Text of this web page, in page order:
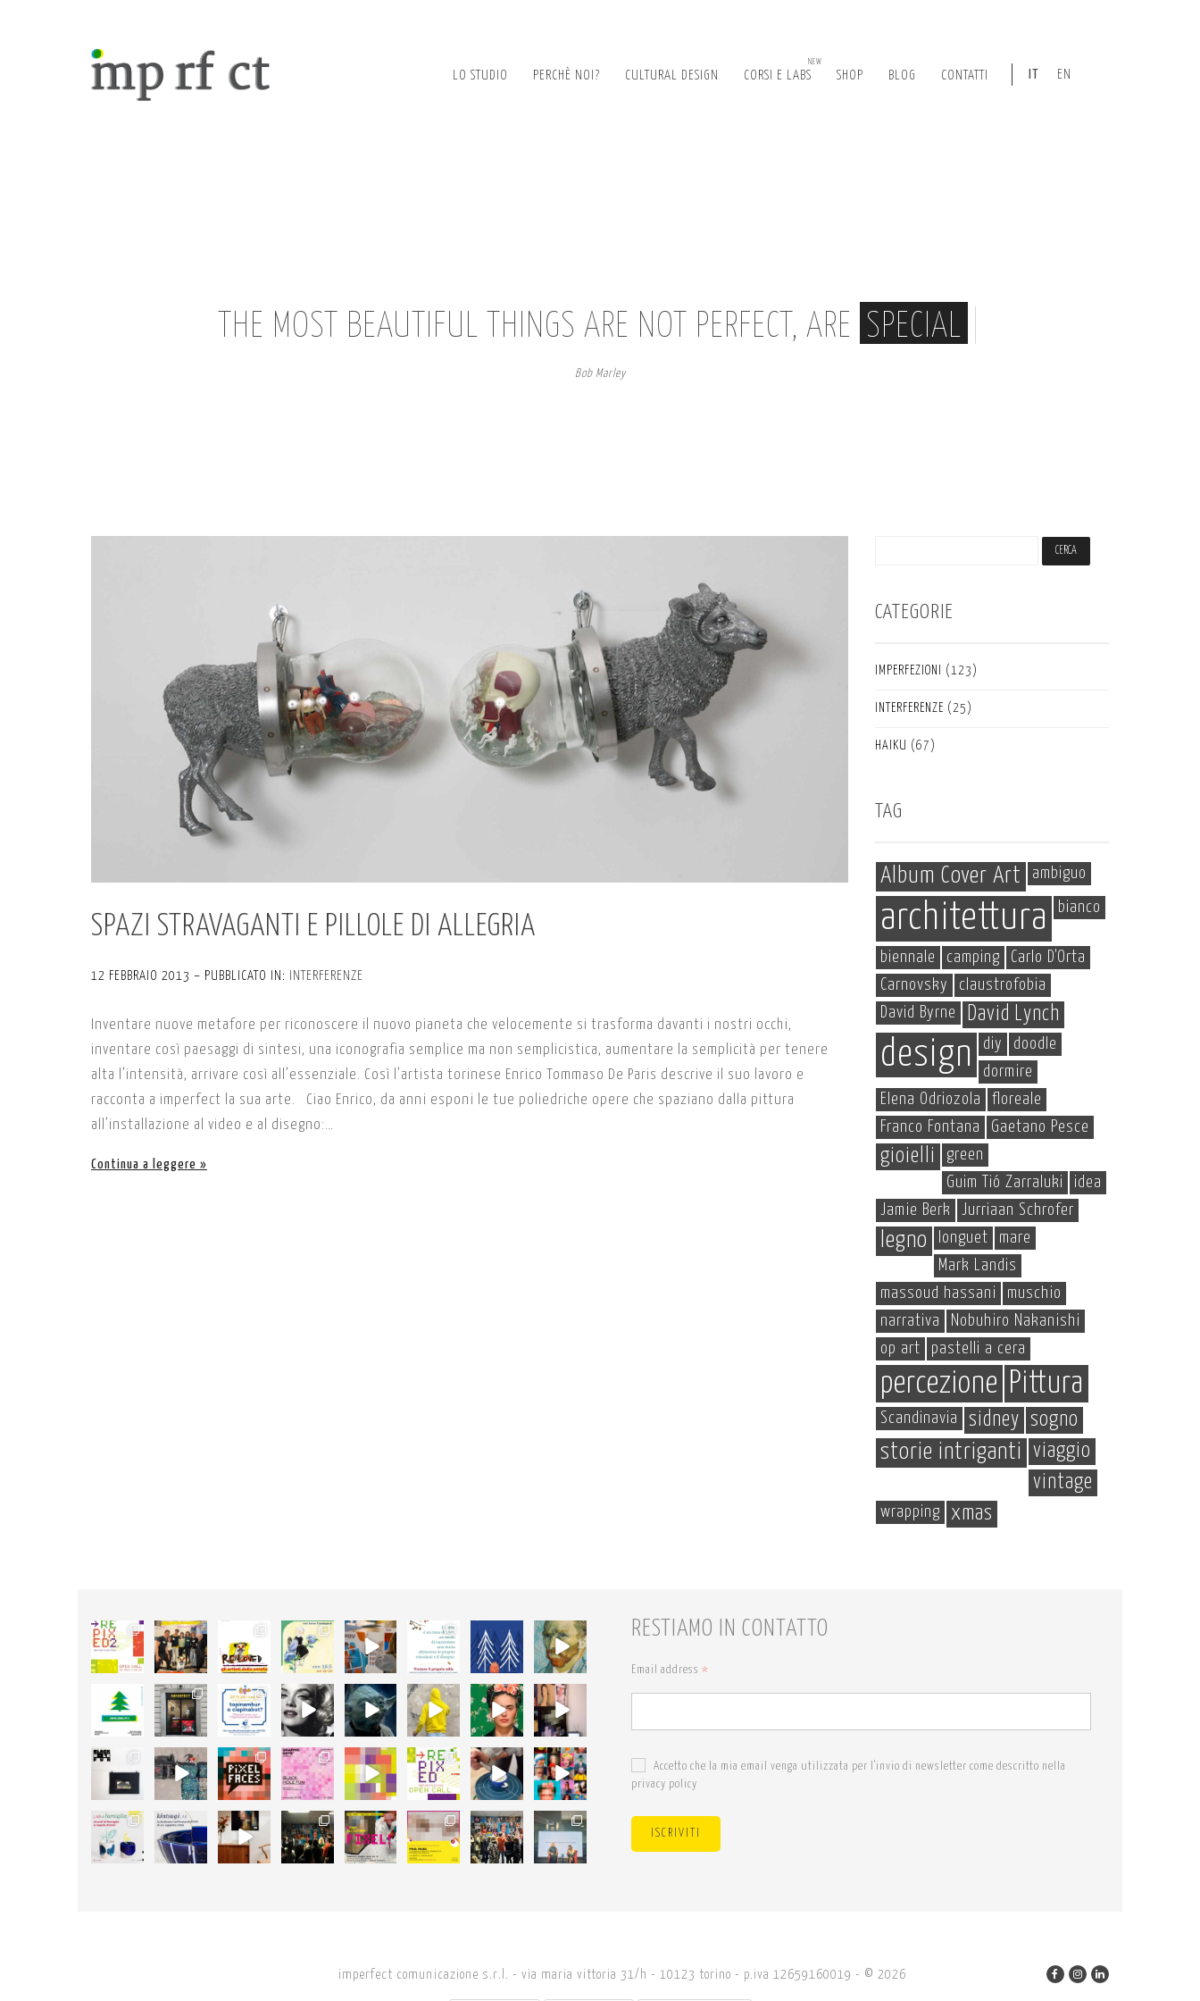
LO STUDIO PERCHÈ NOI? CULTURAL DESIGN CORSI E LABS
NEW
SHOP BLOG CONTATTI IT EN
THE MOST BEAUTIFUL THINGS ARE NOT PERFECT, ARE SPECIAL
Bob Marley
SPAZI STRAVAGANTI E PILLOLE DI ALLEGRIA
12 FEBBRAIO 2013 – PUBBLICATO IN: INTERFERENZE
Inventare nuove metafore per riconoscere il nuovo pianeta che velocemente si trasforma davanti i nostri occhi,
inventare così paesaggi di sintesi, una iconografia semplice ma non semplicistica, aumentare la semplicità per tenere
alta l’intensità, arrivare così all’essenziale. Così l’artista torinese Enrico Tommaso De Paris descrive il suo lavoro e
racconta a imperfect la sua arte. Ciao Enrico, da anni esponi le tue poliedriche opere che spaziano dalla pittura
all’installazione al video e al disegno:…
Continua a leggere
CATEGORIE
IMPERFEZIONI (123)
INTERFERENZE (25)
HAIKU (67)
TAG
Album Cover Art ambiguo
architettura bianco
biennale camping
Carlo D'Orta
Carnovsky
claustrofobia
David Byrne
David Lynch
design diy
doodle
dormire
Elena Odriozola
floreale
Franco Fontana
Gaetano Pesce
gioielli
green
Guim Tió Zarraluki
idea
Jamie Berk
Jurriaan Schrofer
legno longuet
mare
Mark Landis
massoud hassani
muschio
narrativa
Nobuhiro Nakanishi
op art
pastelli a cera
percezione Pittura
Scandinavia sidney sogno
storie intriganti
viaggio
vintage
wrapping xmas
58
2
89
3
105
5
127
4
24
0
68
6
54
1
7
0
3
0
47
1
14
0
5
0
4
0
18
0
19
0
19
0
18
1
50
14
25
0
11
1
26
0
24
0
18
0
24
1
46
1
18
0
12
0
24
1
17
0
14
0
27
0
34
3
RESTIAMO IN CONTATTO
Email address *
Accetto che la mia email venga utilizzata per l'invio di newsletter come descritto nella
privacy policy
ISCRIVITI
imperfect comunicazione s.r.l. - via maria vittoria 31/h - 10123 torino - p.iva 12659160019 - © 2026